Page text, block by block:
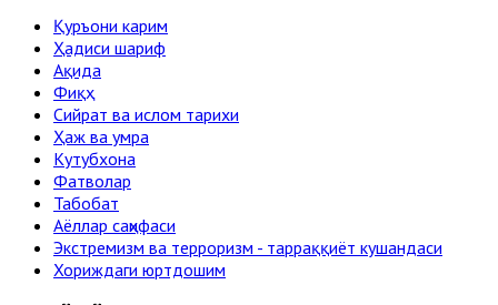
Қуръони карим
Ҳадиси шариф
Ақида
Фиқҳ
Сийрат ва ислом тарихи
Ҳаж ва умра
Кутубхона
Фатволар
Табобат
Аёллар саҳифаси
Экстремизм ва терроризм - тарраққиёт кушандаси
Хориждаги юртдошим